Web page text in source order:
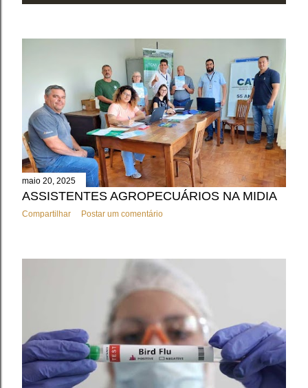
maio 20, 2025
ASSISTENTES AGROPECUÁRIOS NA MIDIA
Compartilhar Postar um comentário